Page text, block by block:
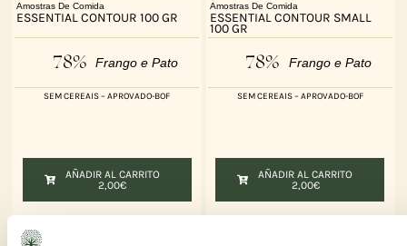
Amostras De Comida
ESSENTIAL CONTOUR 100 GR
78% Frango e Pato
SEM CEREAIS – APROVADO-BOF
AÑADIR AL CARRITO
2,00€
Amostras De Comida
ESSENTIAL CONTOUR SMALL
100 GR
78% Frango e Pato
SEM CEREAIS – APROVADO-BOF
AÑADIR AL CARRITO
2,00€